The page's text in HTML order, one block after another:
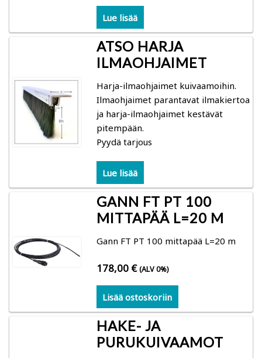
Kuivauksen ohjaus
Kosteusmittarit bioenergia – vesipitoisuus
polttopuu, hake, turve
Gann: Polttopuun kosteuden mittaus
Logca Atso: kuivan lastun, hakkeen, purun ja
vastaavan kosteuden mittaus
Schaller: hake, turve, heinä
Kosteusmittarit ja kosteuskartoittimet kuntoarviot
Gann: Kosteusmittarit rakenteiden, lämpötilan,
Trotec: kosteusmittarit, lämpökamerat,
ilmanvirtausmittarit, loggerit
Lue lisää
ATSO HARJA
ILMAOHJAIMET
Harja-ilmaohjaimet kuivaamoihin.
Ilmaohjaimet parantavat ilmakiertoa
ja harja-ilmaohjaimet kestävät
pitempään.
Pyydä tarjous
Lue lisää
GANN FT PT 100
MITTAPÄÄ L=20 M
Gann FT PT 100 mittapää L=20 m
178,00 € (ALV 0%)
Lisää ostoskoriin
HAKE- JA
PURUKUIVAAMOT